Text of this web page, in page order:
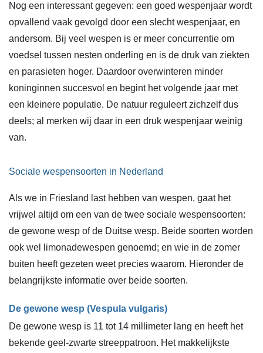
Nog een interessant gegeven: een goed wespenjaar wordt
opvallend vaak gevolgd door een slecht wespenjaar, en
andersom. Bij veel wespen is er meer concurrentie om
voedsel tussen nesten onderling en is de druk van ziekten
en parasieten hoger. Daardoor overwinteren minder
koninginnen succesvol en begint het volgende jaar met
een kleinere populatie. De natuur reguleert zichzelf dus
deels; al merken wij daar in een druk wespenjaar weinig
van.
Sociale wespensoorten in Nederland
Als we in Friesland last hebben van wespen, gaat het
vrijwel altijd om een van de twee sociale wespensoorten:
de gewone wesp of de Duitse wesp. Beide soorten worden
ook wel limonadewespen genoemd; en wie in de zomer
buiten heeft gezeten weet precies waarom. Hieronder de
belangrijkste informatie over beide soorten.
De gewone wesp (Vespula vulgaris)
De gewone wesp is 11 tot 14 millimeter lang en heeft het
bekende geel-zwarte streeppatroon. Het makkelijkste